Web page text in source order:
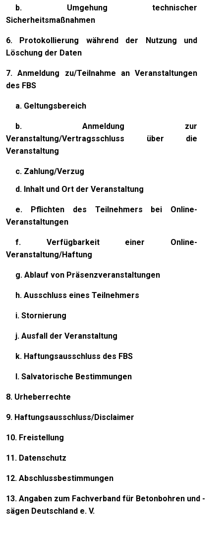
b. Umgehung technischer
Sicherheitsmaßnahmen
6. Protokollierung während der Nutzung und
Löschung der Daten
7.Anmeldung zu/Teilnahme an Veranstaltungen
des FBS
a. Geltungsbereich
b. Anmeldung zur
Veranstaltung/Vertragsschluss über die
Veranstaltung
c. Zahlung/Verzug
d. Inhalt und Ort der Veranstaltung
e. Pflichten des Teilnehmers bei Online-
Veranstaltungen
f. Verfügbarkeit einer Online-
Veranstaltung/Haftung
g. Ablauf von Präsenzveranstaltungen
h. Ausschluss eines Teilnehmers
i. Stornierung
j. Ausfall der Veranstaltung
k. Haftungsausschluss des FBS
l. Salvatorische Bestimmungen
8. Urheberrechte
9. Haftungsausschluss/Disclaimer
10. Freistellung
11. Datenschutz
12. Abschlussbestimmungen
13. Angaben zum Fachverband für Betonbohren und -
sägen Deutschland e. V.